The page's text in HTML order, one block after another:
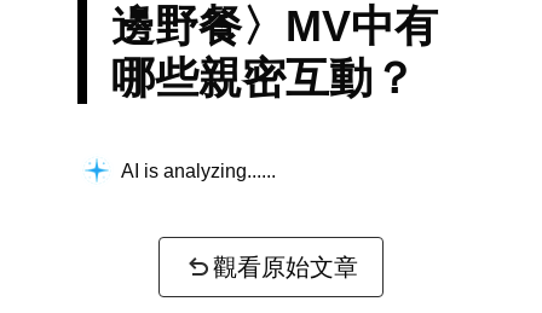
邊野餐〉MV中有
哪些親密互動？
AI is analyzing...
觀看原始文章